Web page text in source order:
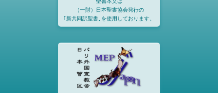
（一財）日本聖書協会発行の
｢新共同訳聖書｣を使用しております。